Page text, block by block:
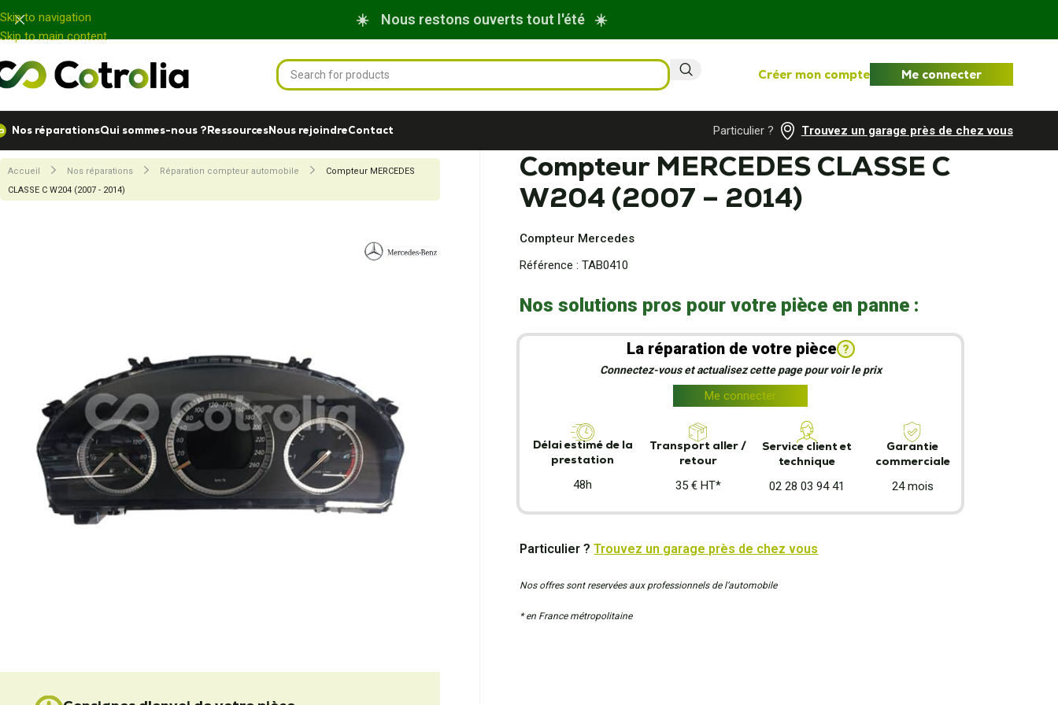
Panneau de gestion des cookies
Skip to navigation
Skip to main content
☀️ Nous restons ouverts tout l'été ☀️
Créer mon compte Me connecter
Nos réparationsQui sommes-nous ?RessourcesNous rejoindreContact Particulier ? Trouvez un garage près de chez vous
Compteur MERCEDES CLASSE C
W204 (2007 – 2014)
Compteur Mercedes
Référence :TAB0410
Nos solutions pros pour votre pièce en panne :
La réparation de votre pièce ?
Connectez-vous et actualisez cette page pour voir le prix
Me connecter
Délai estimé de la
prestation
48h
Transport aller /
retour
35 € HT*
Service client et
technique
02 28 03 94 41
Garantie
commerciale
24 mois
Particulier ?Trouvez un garage près de chez vous
Nos offres sont reservées aux professionnels de l’automobile
* en France métropolitaine
Accueil Nos réparations Réparation compteur automobile
Compteur MERCEDES
CLASSE C W204 (2007 - 2014)